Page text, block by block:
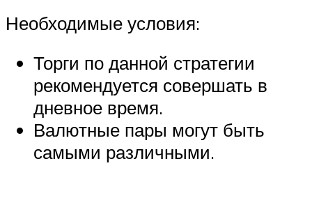
Необходимые условия:
Торги по данной стратегии
рекомендуется совершать в
дневное время.
Валютные пары могут быть
самыми различными.